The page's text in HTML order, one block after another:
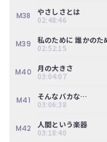
M38
やさしさとは
02:48:46
M39
私のために 誰かのた
02:52:15
M40
月の大きさ
03:04:07
M41
そんなバカな…
03:06:38
M42
人間という楽器
03:18:40